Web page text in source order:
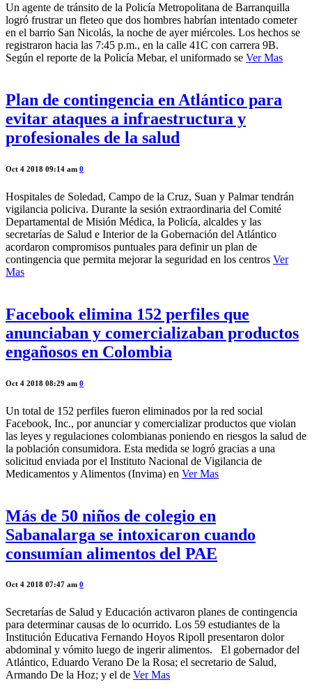
Un agente de tránsito de la Policía Metropolitana de Barranquilla
logró frustrar un fleteo que dos hombres habrían intentado cometer
en el barrio San Nicolás, la noche de ayer miércoles. Los hechos se
registraron hacia las 7:45 p.m., en la calle 41C con carrera 9B.
Según el reporte de la Policía Mebar, el uniformado se Ver Mas
Plan de contingencia en Atlántico para
evitar ataques a infraestructura y
profesionales de la salud
Oct 4 2018 09:14 am 0
Hospitales de Soledad, Campo de la Cruz, Suan y Palmar tendrán
vigilancia policiva. Durante la sesión extraordinaria del Comité
Departamental de Misión Médica, la Policía, alcaldes y las
secretarías de Salud e Interior de la Gobernación del Atlántico
acordaron compromisos puntuales para definir un plan de
contingencia que permita mejorar la seguridad en los centros Ver
Mas
Facebook elimina 152 perfiles que
anunciaban y comercializaban productos
engañosos en Colombia
Oct 4 2018 08:29 am 0
Un total de 152 perfiles fueron eliminados por la red social
Facebook, Inc., por anunciar y comercializar productos que violan
las leyes y regulaciones colombianas poniendo en riesgos la salud de
la población consumidora. Esta medida se logró gracias a una
solicitud enviada por el Instituto Nacional de Vigilancia de
Medicamentos y Alimentos (Invima) en Ver Mas
Más de 50 niños de colegio en
Sabanalarga se intoxicaron cuando
consumían alimentos del PAE
Oct 4 2018 07:47 am 0
Secretarías de Salud y Educación activaron planes de contingencia
para determinar causas de lo ocurrido. Los 59 estudiantes de la
Institución Educativa Fernando Hoyos Ripoll presentaron dolor
abdominal y vómito luego de ingerir alimentos. El gobernador del
Atlántico, Eduardo Verano De la Rosa; el secretario de Salud,
Armando De la Hoz; y el de Ver Mas